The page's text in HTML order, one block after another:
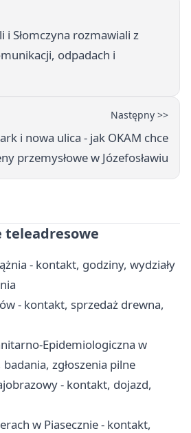
i Słomczyna rozmawiali z
odpadach i
Następny >>
i nowa ulica - jak OKAM chce
przemysłowe w Józefosławiu
teleadresowe
- kontakt, godziny, wydziały
- kontakt, sprzedaż drewna,
Epidemiologiczna w
zgłoszenia pilne
- kontakt, dojazd,
w Piasecznie - kontakt,